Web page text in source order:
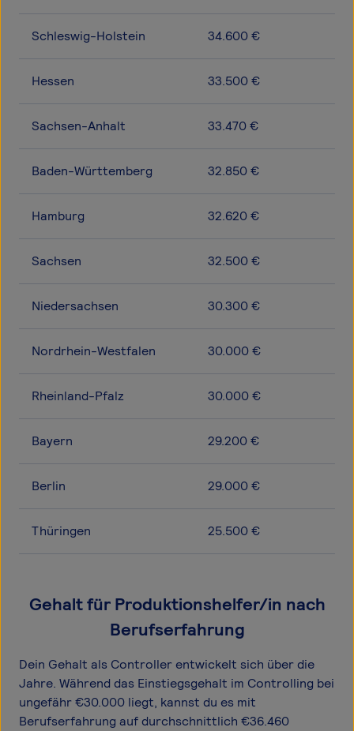
Schleswig-Holstein 34.600 €
Hessen 33.500 €
Sachsen-Anhalt 33.470 €
Baden-Württemberg 32.850 €
Hamburg 32.620 €
Sachsen 32.500 €
Niedersachsen 30.300 €
Nordrhein-Westfalen 30.000 €
Rheinland-Pfalz 30.000 €
Bayern 29.200 €
Berlin 29.000 €
Thüringen 25.500 €
Gehalt für Produktionshelfer/in nach
Berufserfahrung
Dein Gehalt als Controller entwickelt sich über die
Jahre. Während das Einstiegsgehalt im Controlling bei
ungefähr €30.000 liegt, kannst du es mit
Berufserfahrung auf durchschnittlich €36.460